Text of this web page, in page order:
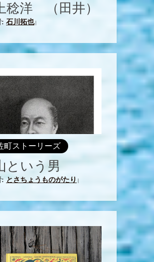
稔洋 （田井）
: 石川拓也|
町ストーリーズ
という男
:とさちょうものがたり